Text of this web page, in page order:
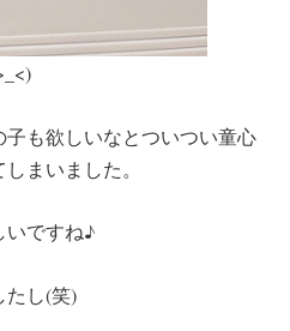
も欲しいなとついつい童心
まいました。
いですね♪
たし(笑)